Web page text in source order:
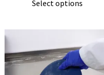
Select options